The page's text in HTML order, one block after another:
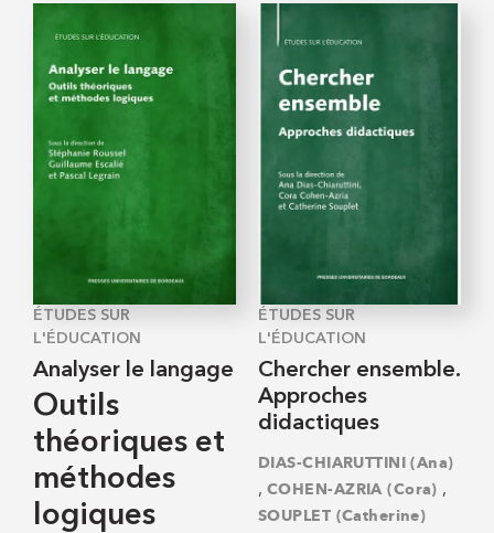
ÉTUDES SUR
L'ÉDUCATION
Analyser le langage
Outils
théoriques et
méthodes
logiques
ÉTUDES SUR
L'ÉDUCATION
Chercher ensemble.
Approches
didactiques
DIAS-CHIARUTTINI (Ana)
, COHEN-AZRIA (Cora) ,
SOUPLET (Catherine)